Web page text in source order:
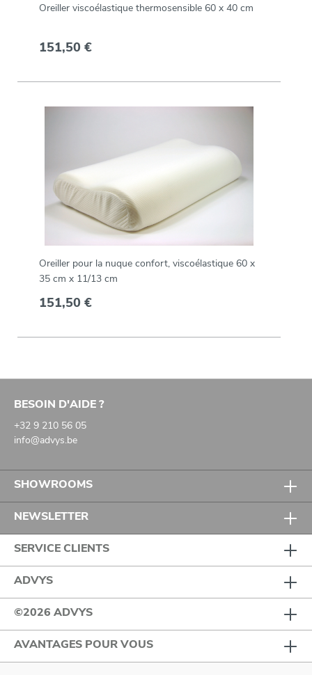
Oreiller viscoélastique thermosensible 60 x 40 cm
151,50 €
Oreiller pour la nuque confort, viscoélastique 60 x
35 cm x 11/13 cm
151,50 €
BESOIN D'AIDE ?
+32 9 210 56 05
info@advys.be
SHOWROOMS
NEWSLETTER
SERVICE CLIENTS
ADVYS
©2026 ADVYS
AVANTAGES POUR VOUS